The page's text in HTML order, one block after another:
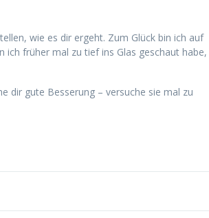
wie es dir ergeht. Zum Glück bin ich auf
ich früher mal zu tief ins Glas geschaut habe,
dir gute Besserung – versuche sie mal zu